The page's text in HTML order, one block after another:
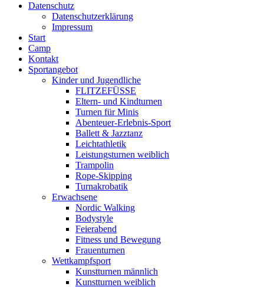
Datenschutz
Datenschutzerklärung
Impressum
Start
Camp
Kontakt
Sportangebot
Kinder und Jugendliche
FLITZEFÜSSE
Eltern- und Kindturnen
Turnen für Minis
Abenteuer-Erlebnis-Sport
Ballett & Jazztanz
Leichtathletik
Leistungsturnen weiblich
Trampolin
Rope-Skipping
Turnakrobatik
Erwachsene
Nordic Walking
Bodystyle
Feierabend
Fitness und Bewegung
Frauenturnen
Wettkampfsport
Kunstturnen männlich
Kunstturnen weiblich